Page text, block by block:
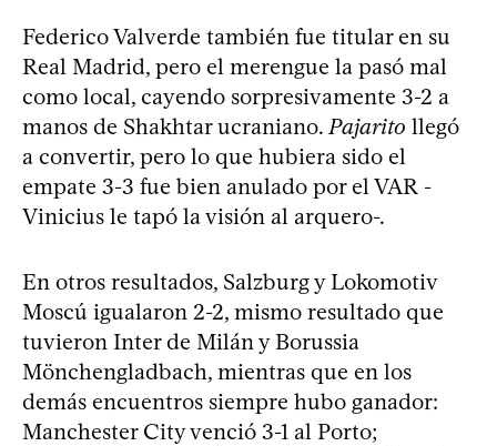
Federico Valverde también fue titular en su
Real Madrid, pero el merengue la pasó mal
como local, cayendo sorpresivamente 3-2 a
manos de Shakhtar ucraniano. Pajarito llegó
a convertir, pero lo que hubiera sido el
empate 3-3 fue bien anulado por el VAR -
Vinicius le tapó la visión al arquero-.
En otros resultados, Salzburg y Lokomotiv
Moscú igualaron 2-2, mismo resultado que
tuvieron Inter de Milán y Borussia
Mönchengladbach, mientras que en los
demás encuentros siempre hubo ganador:
Manchester City venció 3-1 al Porto;